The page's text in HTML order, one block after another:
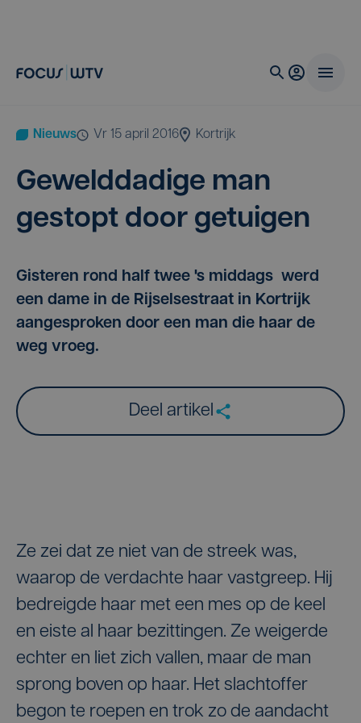
Nieuws vr 15 april 2016 Kortrijk
Geweld­da­di­ge man
gestopt door getuigen
Gisteren rond half twee 's middags werd
een dame in de Rijselsestraat in Kortrijk
aangesproken door een man die haar de
weg vroeg.
Deel artikel
Ze zei dat ze niet van de streek was,
waarop de verdachte haar vastgreep. Hij
bedreigde haar met een mes op de keel
en eiste al haar bezittingen. Ze weigerde
echter en liet zich vallen, maar de man
sprong boven op haar. Het slachtoffer
begon te roepen en trok zo de aandacht